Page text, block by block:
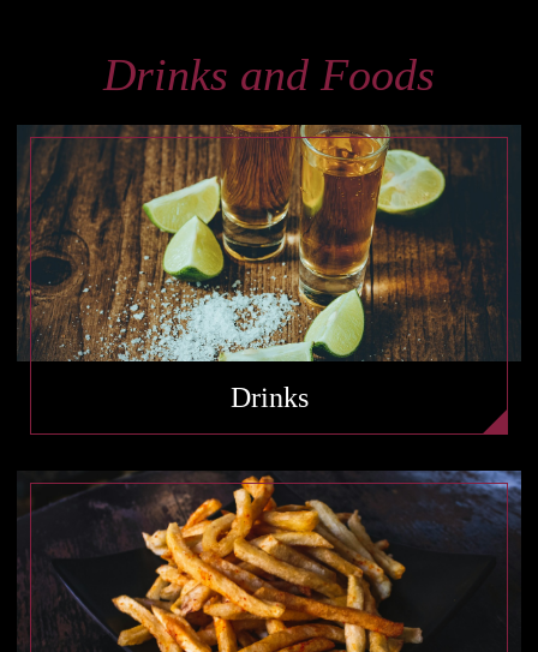
Drinks and Foods
Drinks